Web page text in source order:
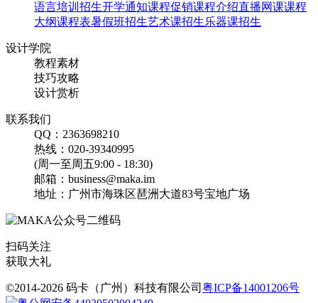
找相似
手机海报
美容医美店庆开业周年庆
促销活动海报
找相似
语言培训招生开学通知课程促销课程介绍直播网课课程
大纲课程表暑假班招生艺术课招生乐器课招生
设计学院
教程素材
技巧攻略
设计赏析
联系我们
QQ：2363698210
热线：020-39340995
(周一至周五9:00 - 18:30)
邮箱：business@maka.im
地址：广州市海珠区琶洲大道83号宝地广场
扫码关注
获取大礼
©2014-2026 码卡（广州）科技有限公司 粤ICP备14001206号